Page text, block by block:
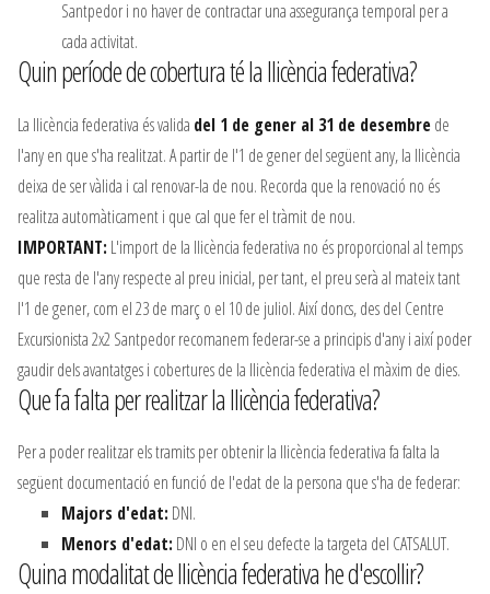
Santpedor i no haver de contractar una assegurança temporal per a
cada activitat.
Quin període de cobertura té la llicència federativa?
La llicència federativa és valida del 1 de gener al 31 de desembrede
l'any en que s'ha realitzat. A partir de l'1 de gener del següent any, la llicència
deixa de ser vàlida i cal renovar-la de nou. Recorda que la renovació no és
realitza automàticament i que cal que fer el tràmit de nou.
IMPORTANT: L'import de la llicència federativa no és proporcional al temps
que resta de l'any respecte al preu inicial, per tant, el preu serà al mateix tant
l'1 de gener, com el 23 de març o el 10 de juliol. Així doncs, des del Centre
Excursionista 2x2 Santpedor recomanem federar-se a principis d'any i així poder
gaudir dels avantatges i cobertures de la llicència federativa el màxim de dies.
Que fa falta per realitzar la llicència federativa?
Per a poder realitzar els tramits per obtenir la llicència federativa fa falta la
següent documentació en funció de l'edat de la persona que s'ha de federar:
Majors d'edat: DNI.
Menors d'edat: DNI o en el seu defecte la targeta del CATSALUT.
Quina modalitat de llicència federativa he d'escollir?